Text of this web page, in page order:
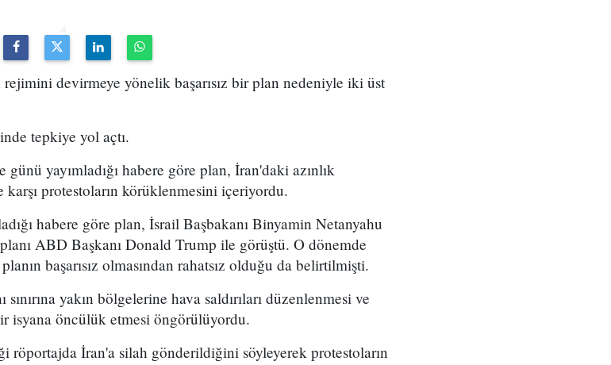
devirmeye yönelik başarısız bir plan nedeniyle iki üst
tepkiye yol açtı.
yayımladığı habere göre plan, İran'daki azınlık
karşı protestoların körüklenmesini içeriyordu.
habere göre plan, İsrail Başbakanı Binyamin Netanyahu
ABD Başkanı Donald Trump ile görüştü. O dönemde
başarısız olmasından rahatsız olduğu da belirtilmişti.
yakın bölgelerine hava saldırıları düzenlenmesi ve
isyana öncülük etmesi öngörülüyordu.
röportajda İran'a silah gönderildiğini söyleyerek protestoların